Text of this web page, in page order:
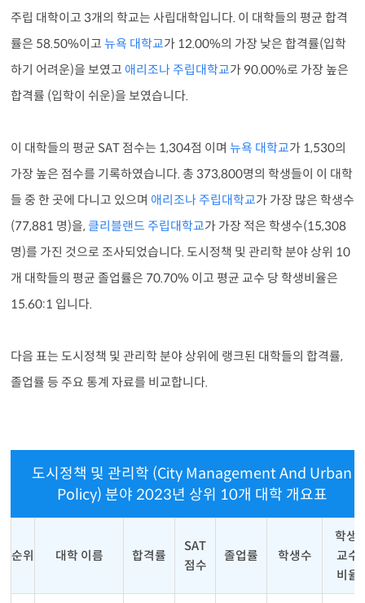
주립 대학이고 3개의 학교는 사립대학입니다. 이 대학들의 평균 합격
률은 58.50%이고 뉴욕 대학교가 12.00%의 가장 낮은 합격률(입학
하기 어려운)을 보였고 애리조나 주립대학교가 90.00%로 가장 높은
합격률 (입학이 쉬운)을 보였습니다.
이 대학들의 평균 SAT 점수는 1,304점 이며 뉴욕 대학교가 1,530의
가장 높은 점수를 기록하였습니다. 총 373,800명의 학생들이 이 대학
들 중 한 곳에 다니고 있으며 애리조나 주립대학교가 가장 많은 학생수
(77,881 명)을, 클리블랜드 주립대학교가 가장 적은 학생수(15,308
명)를 가진 것으로 조사되었습니다. 도시정책 및 관리학 분야 상위 10
개 대학들의 평균 졸업률은 70.70% 이고 평균 교수 당 학생비율은
15.60:1 입니다.
다음 표는 도시정책 및 관리학 분야 상위에 랭크된 대학들의 합격률,
졸업률 등 주요 통계 자료를 비교합니다.
도시정책 및 관리학 (City Management And Urban
Policy) 분야 2023년 상위 10개 대학 개요표
순위 대학 이름 합격률
SAT
점수
졸업률 학생수
학생:
교수
비율